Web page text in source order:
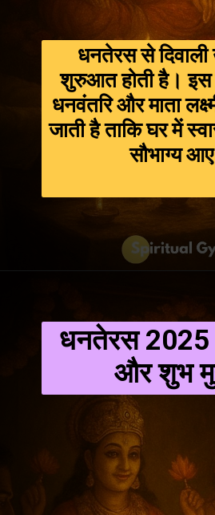
धनतेरस से
शुरुआत होती है। इस
धनवंतरि और माता
जाती है ताकि घर में
सौभाग्य
धनतेरस 2025
और शुभ